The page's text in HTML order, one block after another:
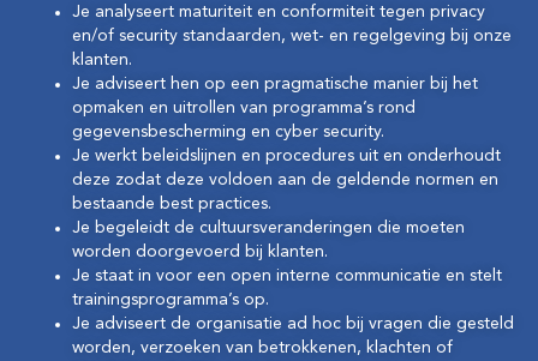
Je analyseert maturiteit en conformiteit tegen privacy
en/of security standaarden, wet- en regelgeving bij onze
klanten.
Je adviseert hen op een pragmatische manier bij het
opmaken en uitrollen van programma’s rond
gegevensbescherming en cyber security.
Je werkt beleidslijnen en procedures uit en onderhoudt
deze zodat deze voldoen aan de geldende normen en
bestaande best practices.
Je begeleidt de cultuursveranderingen die moeten
worden doorgevoerd bij klanten.
Je staat in voor een open interne communicatie en stelt
trainingsprogramma’s op.
Je adviseert de organisatie ad hoc bij vragen die gesteld
worden, verzoeken van betrokkenen, klachten of